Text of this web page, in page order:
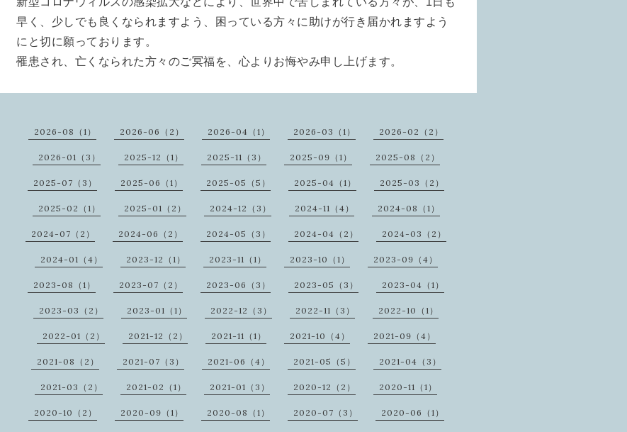
早く、少しでも良くなられますよう、困っている方々に助けが行き届かれますよう
にと切に願っております。
罹患され、亡くなられた方々のご冥福を、心よりお悔やみ申し上げます。
2026-08（1） 2026-06（2） 2026-04（1） 2026-03（1） 2026-02（2）
2026-01（3） 2025-12（1） 2025-11（3） 2025-09（1） 2025-08（2）
2025-07（3） 2025-06（1） 2025-05（5） 2025-04（1） 2025-03（2）
2025-02（1） 2025-01（2） 2024-12（3） 2024-11（4） 2024-08（1）
2024-07（2） 2024-06（2） 2024-05（3） 2024-04（2） 2024-03（2）
2024-01（4） 2023-12（1） 2023-11（1） 2023-10（1） 2023-09（4）
2023-08（1） 2023-07（2） 2023-06（3） 2023-05（3） 2023-04（1）
2023-03（2） 2023-01（1） 2022-12（3） 2022-11（3） 2022-10（1）
2022-01（2） 2021-12（2） 2021-11（1） 2021-10（4） 2021-09（4）
2021-08（2） 2021-07（3） 2021-06（4） 2021-05（5） 2021-04（3）
2021-03（2） 2021-02（1） 2021-01（3） 2020-12（2） 2020-11（1）
2020-10（2） 2020-09（1） 2020-08（1） 2020-07（3） 2020-06（1）